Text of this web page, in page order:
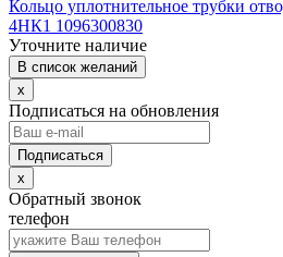
Кольцо уплотнительное трубки
4НК1 1096300830
Уточните наличие
В список желаний
x
Подписаться на обновления
x
Обратный звонок
телефон